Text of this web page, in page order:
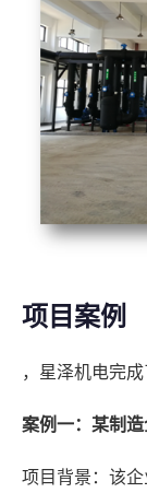
项目案例
，星泽机电完成
案例一：某制
项目背景：该